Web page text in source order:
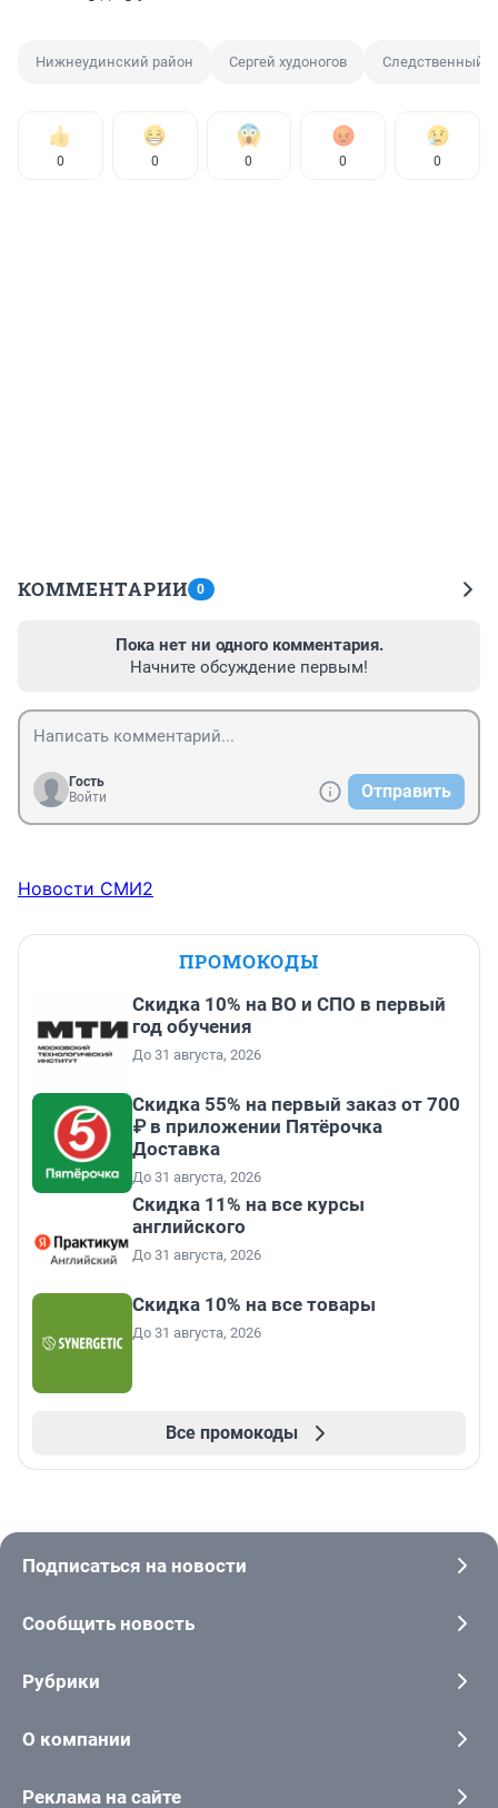
Нижнеудинский район Сергей худоногов Следственный
0 0 0 0 0
КОММЕНТАРИИ 0
Пока нет ни одного комментария.
Начните обсуждение первым!
Гость
Войти
Отправить
Новости СМИ2
ПРОМОКОДЫ
Скидка 10% на ВО и СПО в первый
год обучения
До 31 августа, 2026
Скидка 55% на первый заказ от 700
₽ в приложении Пятёрочка
Доставка
До 31 августа, 2026
Скидка 11% на все курсы
английского
До 31 августа, 2026
Скидка 10% на все товары
До 31 августа, 2026
Все промокоды
Подписаться на новости
Сообщить новость
Рубрики
О компании
Реклама на сайте